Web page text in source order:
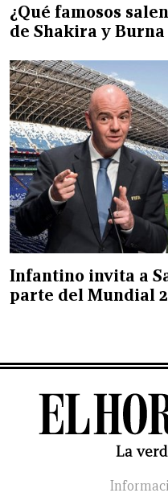
¿Qué famosos
de Shakira y Burna
Infantino invita a
parte del Mundial